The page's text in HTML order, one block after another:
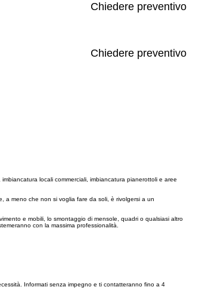
Chiedere preventivo
Chiedere preventivo
locali commerciali, imbiancatura pianerottoli e aree
a meno che non si voglia fare da soli, è rivolgersi a un
e mobili, lo smontaggio di mensole, quadri o qualsiasi altro
con la massima professionalità.
Informati senza impegno e ti contatteranno fino a 4